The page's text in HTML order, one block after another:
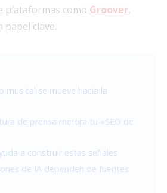
plataformas como Groover,
papel clave.
musical se mueve hacia la
de prensa mejora tu «SEO de
a construir estas señales
de IA dependen de fuentes